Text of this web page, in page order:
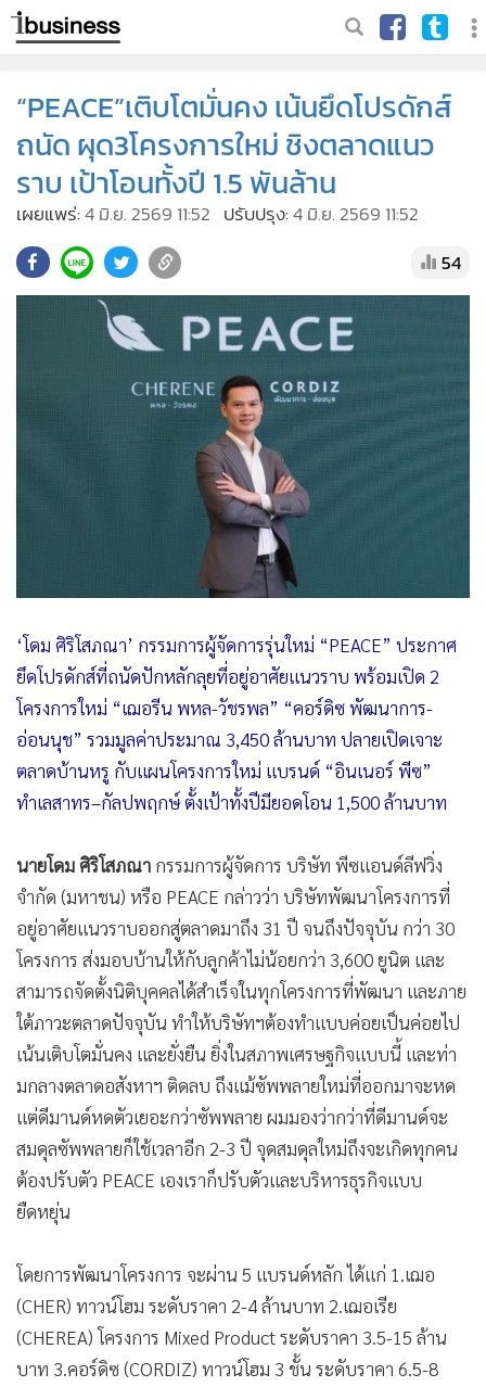
“PEACE”เติบโตมั่นคง เน้นยึดโปรดักส์
ถนัด ผุด3โครงการใหม่ ชิงตลาดแนว
ราบ เป้าโอนทั้งปี 1.5 พันล้าน
เผยแพร่:4 มิ.ย. 2569 11:52 ปรับปรุง:4 มิ.ย. 2569 11:52
54
‘โดม ศิริโสภณา’ กรรมการผู้จัดการรุ่นใหม่ “PEACE” ประกาศ
ยึดโปรดักส์ที่ถนัดปักหลักลุยที่อยู่อาศัยแนวราบ พร้อมเปิด 2
โครงการใหม่ “เฌอรีน พหล-วัชรพล” “คอร์ดิซ พัฒนาการ-
อ่อนนุช” รวมมูลค่าประมาณ 3,450 ล้านบาท ปลายเปิดเจาะ
ตลาดบ้านหรู กับแผนโครงการใหม่ แบรนด์ “อินเนอร์ พีซ”
ทำเลสาทร–กัลปพฤกษ์ ตั้งเป้าทั้งปีมียอดโอน 1,500 ล้านบาท
นายโดม ศิริโสภณา กรรมการผู้จัดการ บริษัท พีซแอนด์ลีฟวิ่ง
จำกัด (มหาชน) หรือ PEACE กล่าวว่า บริษัทพัฒนาโครงการที่
อยู่อาศัยแนวราบออกสู่ตลาดมาถึง 31 ปี จนถึงปัจจุบัน กว่า 30
โครงการ ส่งมอบบ้านให้กับลูกค้าไม่น้อยกว่า 3,600 ยูนิต และ
สามารถจัดตั้งนิติบุคคลได้สำเร็จในทุกโครงการที่พัฒนา และภาย
ใต้ภาวะตลาดปัจจุบัน ทำให้บริษัทฯต้องทำแบบค่อยเป็นค่อยไป
เน้นเติบโตมั่นคง และยั่งยืน ยิ่งในสภาพเศรษฐกิจแบบนี้ และท่า
มกลางตลาดอสังหาฯ ติดลบ ถึงแม้ซัพพลายใหม่ที่ออกมาจะหด
แต่ดีมานด์หดตัวเยอะกว่าซัพพลาย ผมมองว่ากว่าที่ดีมานด์จะ
สมดุลซัพพลายก็ใช้เวลาอีก 2-3 ปี จุดสมดุลใหม่ถึงจะเกิดทุกคน
ต้องปรับตัว PEACE เองเราก็ปรับตัวและบริหารธุรกิจแบบ
ยืดหยุ่น
โดยการพัฒนาโครงการ จะผ่าน 5 แบรนด์หลัก ได้แก่ 1.เฌอ
(CHER) ทาวน์โฮม ระดับราคา 2-4 ล้านบาท 2.เฌอเรีย
(CHEREA) โครงการ Mixed Product ระดับราคา 3.5-15 ล้าน
บาท 3.คอร์ดิซ (CORDIZ) ทาวน์โฮม 3 ชั้น ระดับราคา 6.5-8